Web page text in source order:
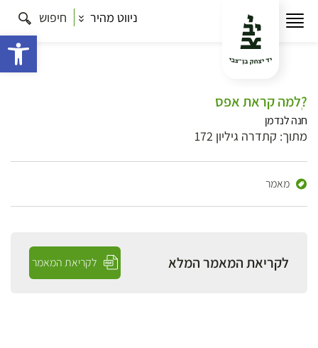
ניווט מהיר חיפוש
?ְלמה קראת אפס
חנה לנדמן
מתוך: קתדרה גיליון 172
מאמר
לקריאת המאמר המלא לקריאת המאמר